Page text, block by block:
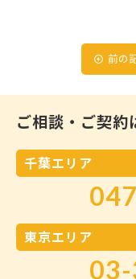
前の
ご相談・ご契約
千葉エリア
東京エリア